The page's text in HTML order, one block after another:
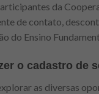
da
de contato,
do Ensino
o cadastro de
as diversas